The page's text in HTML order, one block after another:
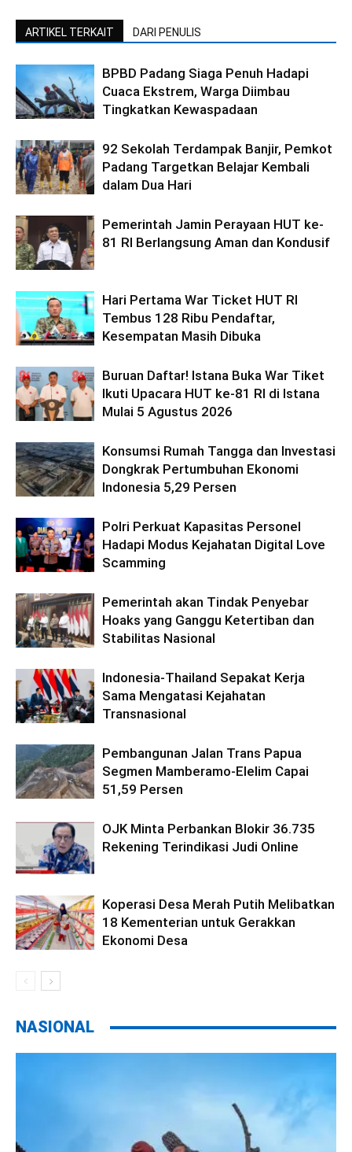
ARTIKEL TERKAIT DARI PENULIS
BPBD Padang Siaga Penuh Hadapi
Cuaca Ekstrem, Warga Diimbau
Tingkatkan Kewaspadaan
92 Sekolah Terdampak Banjir, Pemkot
Padang Targetkan Belajar Kembali
dalam Dua Hari
Pemerintah Jamin Perayaan HUT ke-
81 RI Berlangsung Aman dan Kondusif
Hari Pertama War Ticket HUT RI
Tembus 128 Ribu Pendaftar,
Kesempatan Masih Dibuka
Buruan Daftar! Istana Buka War Tiket
Ikuti Upacara HUT ke-81 RI di Istana
Mulai 5 Agustus 2026
Konsumsi Rumah Tangga dan Investasi
Dongkrak Pertumbuhan Ekonomi
Indonesia 5,29 Persen
Polri Perkuat Kapasitas Personel
Hadapi Modus Kejahatan Digital Love
Scamming
Pemerintah akan Tindak Penyebar
Hoaks yang Ganggu Ketertiban dan
Stabilitas Nasional
Indonesia-Thailand Sepakat Kerja
Sama Mengatasi Kejahatan
Transnasional
Pembangunan Jalan Trans Papua
Segmen Mamberamo-Elelim Capai
51,59 Persen
OJK Minta Perbankan Blokir 36.735
Rekening Terindikasi Judi Online
Koperasi Desa Merah Putih Melibatkan
18 Kementerian untuk Gerakkan
Ekonomi Desa
NASIONAL